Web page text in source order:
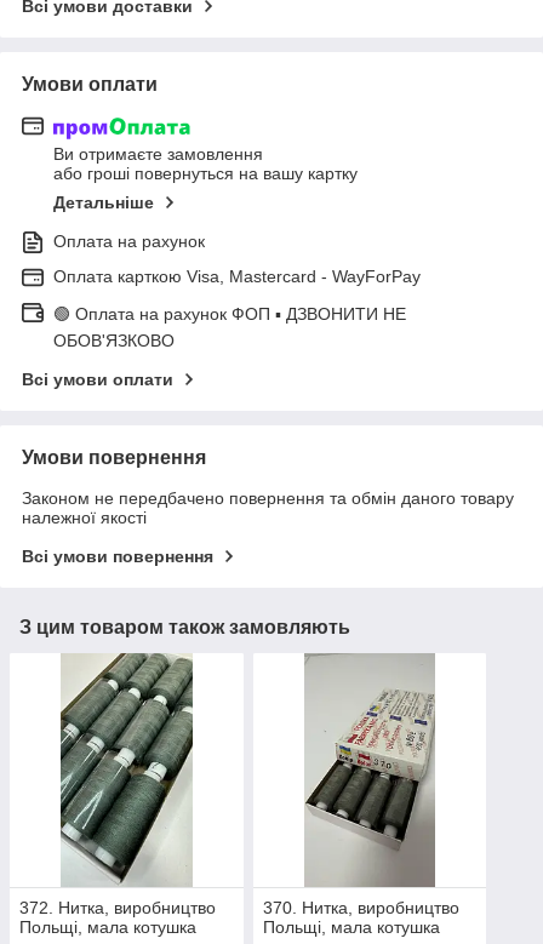
Всі умови доставки
Умови оплати
Ви отримаєте замовлення
або гроші повернуться на вашу картку
Детальніше
Оплата на рахунок
Оплата карткою Visa, Mastercard - WayForPay
🟢 Оплата на рахунок ФОП ▪ ДЗВОНИТИ НЕ
ОБОВ'ЯЗКОВО
Всі умови оплати
Умови повернення
Законом не передбачено повернення та обмін даного товару
належної якості
Всі умови повернення
З цим товаром також замовляють
372. Нитка, виробництво
Польщі, мала котушка
370. Нитка, виробництво
Польщі, мала котушка